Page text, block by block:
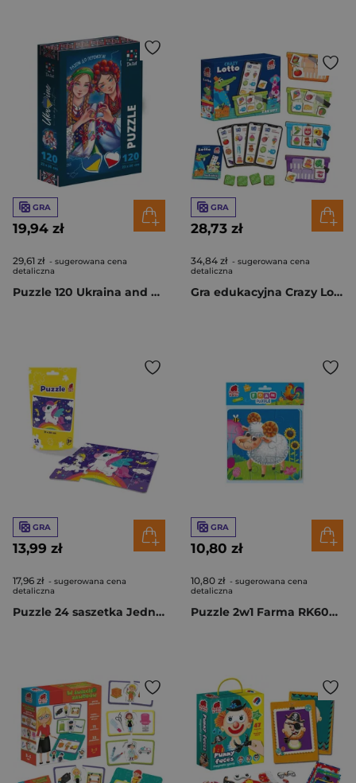
GRA
19,94 zł
29,61 zł - sugerowana cena
detaliczna
Puzzle 120 Ukraina and Poland DT100-16
GRA
28,73 zł
34,84 zł - sugerowana cena
detaliczna
Gra edukacyjna Crazy Lotto RK1150-01
GRA
13,99 zł
17,96 zł - sugerowana cena
detaliczna
Puzzle 24 saszetka Jednorożec RK1130-07
GRA
10,80 zł
10,80 zł - sugerowana cena
detaliczna
Puzzle 2w1 Farma RK6050-04